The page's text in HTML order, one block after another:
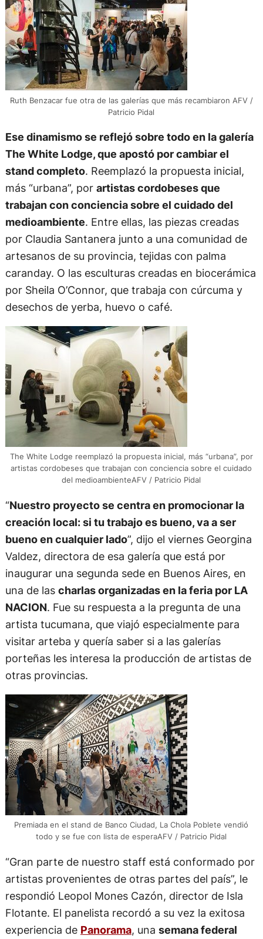
Ruth Benzacar fue otra de las galerías que más recambiaron AFV /
Patricio Pidal
Ese dinamismo se reflejó sobre todo en la galería
The White Lodge, que apostó por cambiar el
stand completo. Reemplazó la propuesta inicial,
más “urbana”, por artistas cordobeses que
trabajan con conciencia sobre el cuidado del
medioambiente. Entre ellas, las piezas creadas
por Claudia Santanera junto a una comunidad de
artesanos de su provincia, tejidas con palma
caranday. O las esculturas creadas en biocerámica
por Sheila O’Connor, que trabaja con cúrcuma y
desechos de yerba, huevo o café.
The White Lodge reemplazó la propuesta inicial, más “urbana”, por
artistas cordobeses que trabajan con conciencia sobre el cuidado
del medioambienteAFV / Patricio Pidal
“Nuestro proyecto se centra en promocionar la
creación local: si tu trabajo es bueno, va a ser
bueno en cualquier lado”, dijo el viernes Georgina
Valdez, directora de esa galería que está por
inaugurar una segunda sede en Buenos Aires, en
una de las charlas organizadas en la feria por LA
NACION. Fue su respuesta a la pregunta de una
artista tucumana, que viajó especialmente para
visitar arteba y quería saber si a las galerías
porteñas les interesa la producción de artistas de
otras provincias.
Premiada en el stand de Banco Ciudad, La Chola Poblete vendió
todo y se fue con lista de esperaAFV / Patricio Pidal
“Gran parte de nuestro staff está conformado por
artistas provenientes de otras partes del país”, le
respondió Leopol Mones Cazón, director de Isla
Flotante. El panelista recordó a su vez la exitosa
experiencia de Panorama, una semana federal